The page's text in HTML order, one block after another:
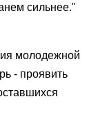
сильнее."
молодежной
- проявить